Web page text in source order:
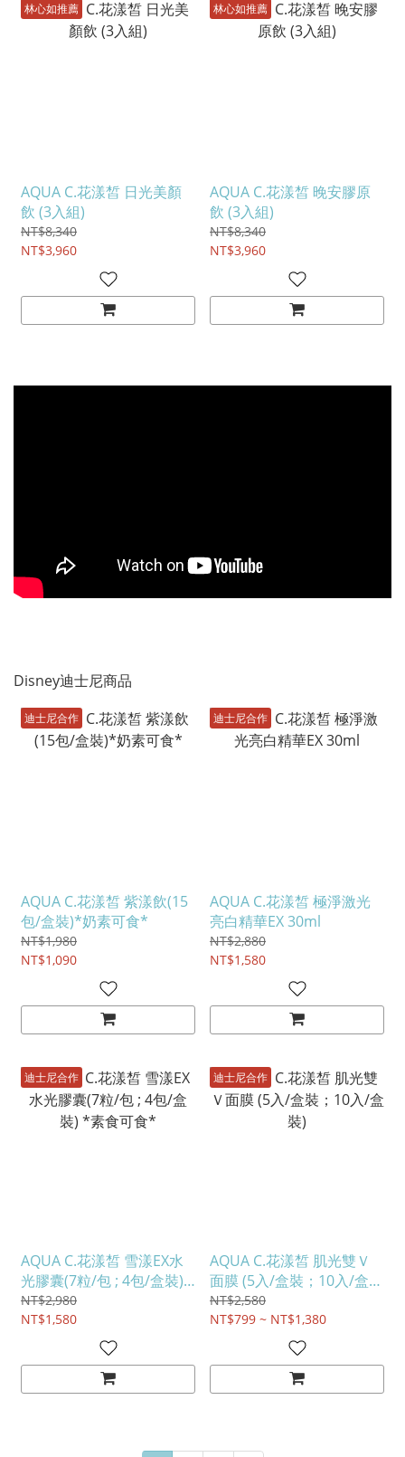
林心如推薦
AQUA C.花漾皙 日光美顏
飲 (3入組)
NT$8,340
NT$3,960
林心如推薦
AQUA C.花漾皙 晚安膠原
飲 (3入組)
NT$8,340
NT$3,960
Disney迪士尼商品
迪士尼合作
AQUA C.花漾皙 紫漾飲(15
包/盒裝)*奶素可食*
NT$1,980
NT$1,090
迪士尼合作
AQUA C.花漾皙 極淨激光
亮白精華EX 30ml
NT$2,880
NT$1,580
迪士尼合作
AQUA C.花漾皙 雪漾EX水
光膠囊(7粒/包 ; 4包/盒裝) *
素食可食*
NT$2,980
NT$1,580
迪士尼合作
AQUA C.花漾皙 肌光雙Ｖ
面膜 (5入/盒裝；10入/盒
裝)
NT$2,580
NT$799 ~ NT$1,380